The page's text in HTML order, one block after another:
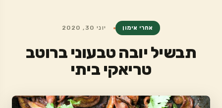
אחרי אימון יוני 30, 2020
תבשיל יובה טבעוני ברוטב
טריאקי ביתי